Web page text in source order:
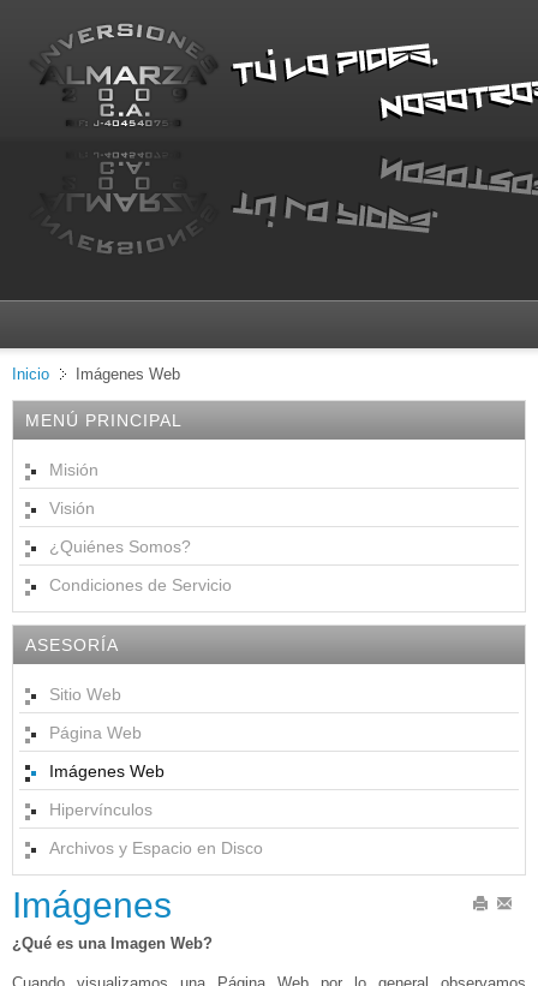
Inicio Imágenes Web
MENÚ PRINCIPAL
Misión
Visión
¿Quiénes Somos?
Condiciones de Servicio
ASESORÍA
Sitio Web
Página Web
Imágenes Web
Hipervínculos
Archivos y Espacio en Disco
Imágenes
¿Qué es una Imagen Web?